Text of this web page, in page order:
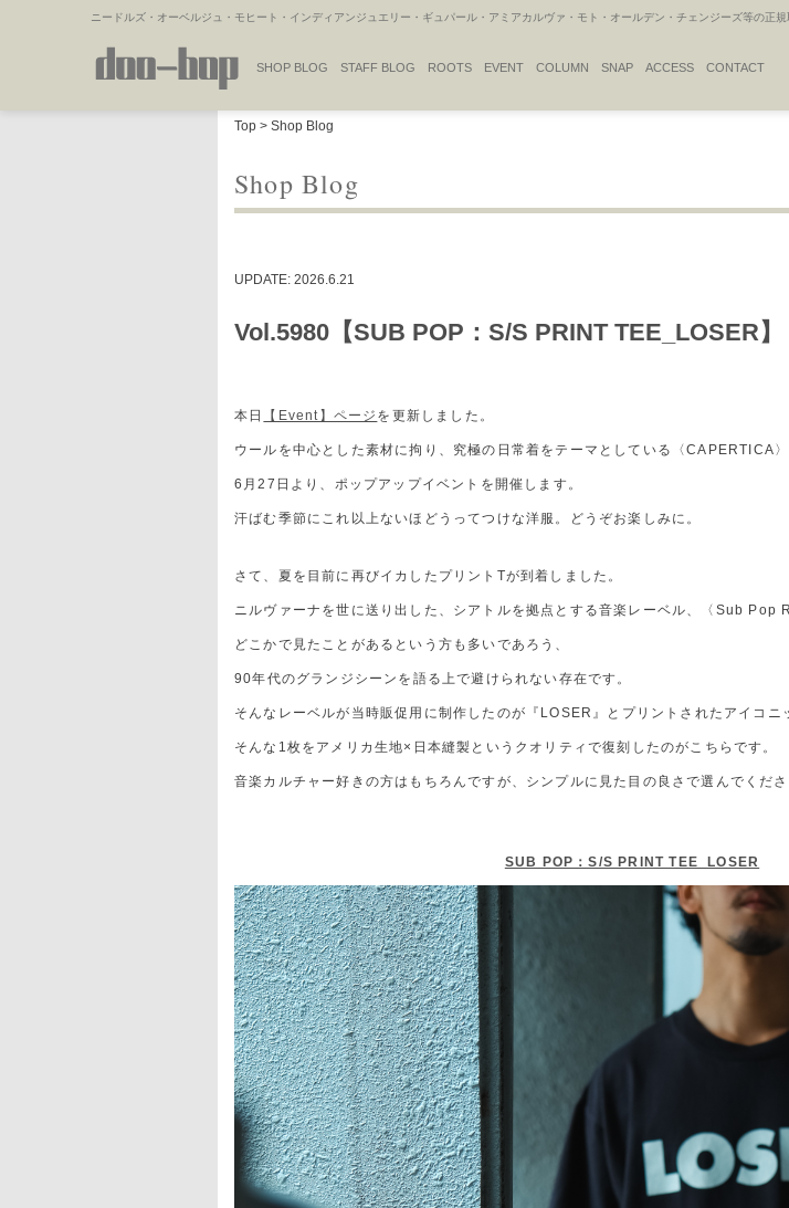
ニードルズ・オーベルジュ・モヒート・インディアンジュエリー・ギュパール・アミアカルヴァ・モト・オールデン・チェンジーズ等の正
SHOP BLOG STAFF BLOG ROOTS EVENT COLUMN SNAP ACCESS CONTACT
Top > Shop Blog
Shop Blog
UPDATE: 2026.6.21
Vol.5980【SUB POP：S/S PRINT TEE_LOSER】
本日 【Event】ページ を更新しました。
ウールを中心とした素材に拘り、究極の日常着をテーマとしている〈CAPERTICA〉
6月27日より、ポップアップイベントを開催します。
汗ばむ季節にこれ以上ないほどうってつけな洋服。どうぞお楽しみに。
さて、夏を目前に再びイカしたプリントTが到着しました。
ニルヴァーナを世に送り出した、シアトルを拠点とする音楽レーベル、〈Sub Pop
どこかで見たことがあるという方も多いであろう、
90年代のグランジシーンを語る上で避けられない存在です。
そんなレーベルが当時販促用に制作したのが『LOSER』とプリントされたアイコニ
そんな1枚をアメリカ生地×日本縫製というクオリティで復刻したのがこちらです。
音楽カルチャー好きの方はもちろんですが、シンプルに見た目の良さで選んでくださ
SUB POP：S/S PRINT TEE_LOSER